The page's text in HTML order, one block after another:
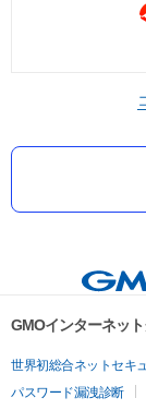
GMOインターネッ
世界初総合ネットセキ
パスワード漏洩診断